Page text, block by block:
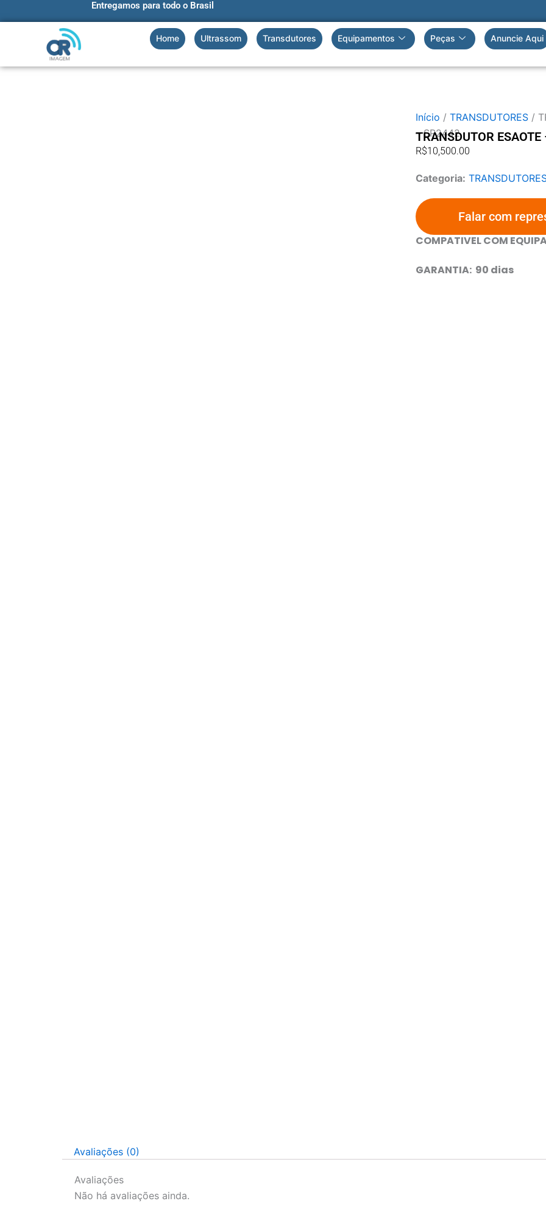
para
Entregamos para todo o Brasil
Home Ultrassom Transdutores Equipamentos Peças Anuncie Aqui
Início / TRANSDUTORES /
– SP2442
TRANSDUTOR
R$10,500.00
Categoria:
Falar com
COMPATIVEL COM
GARANTIA: 90 dias
Avaliações (0)
Avaliações
Não há avaliações ainda.